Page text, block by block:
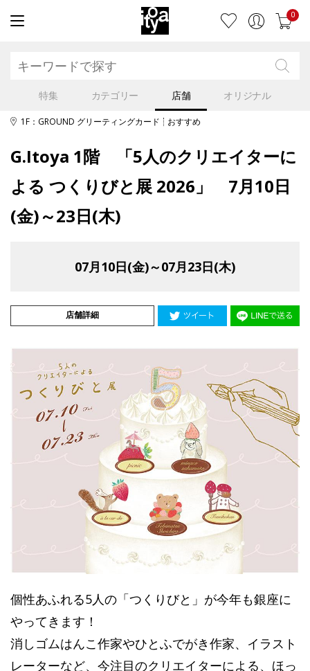
0
特集 カテゴリー 店舗 オリジナル
1F：GROUND グリーティングカード おすすめ
G.Itoya 1階 「5人のクリエイターに
よる つくりびと展 2026」 7月10日
(金)～23日(木)
07月10日(金)～07月23日(木)
店舗詳細
個性あふれる5人の「つくりびと」が今年も銀座に
やってきます！
消しゴムはんこ作家やひとふでがき作家、イラスト
レーターなど、今注目のクリエイターによる、ほっ